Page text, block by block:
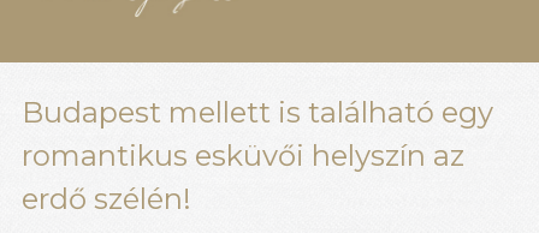
Budapest mellett is található egy
romantikus esküvői helyszín az
erdő szélén!